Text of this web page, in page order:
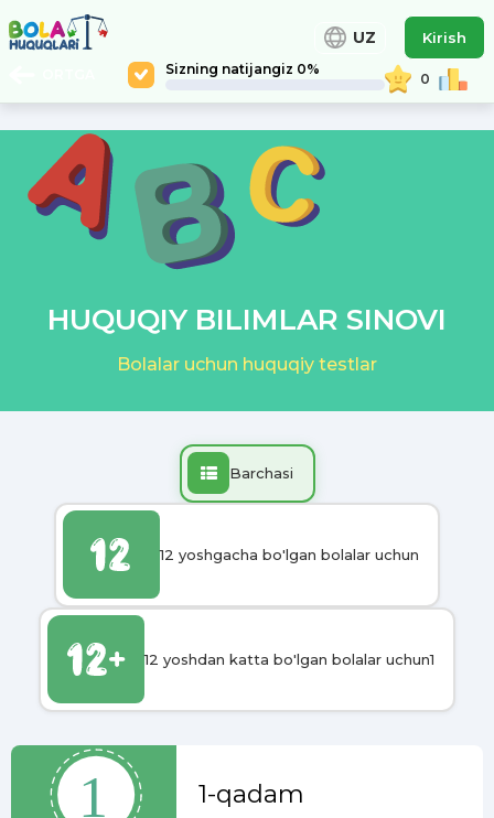
Sizning natijangiz 0%
0
UZ Kirish
HUQUQIY BILIMLAR SINOVI
Bolalar uchun huquqiy testlar
Barchasi
12 yoshgacha bo'lgan bolalar uchun
12 yoshdan katta bo'lgan bolalar uchun1
1-qadam